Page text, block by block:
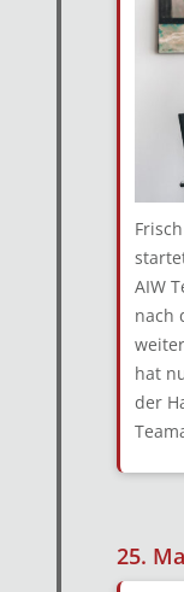
AIW
nach
hat
der
25.